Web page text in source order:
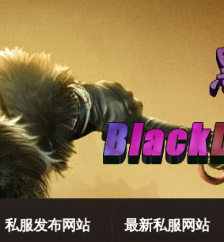
私服发布网站 最新私服网站